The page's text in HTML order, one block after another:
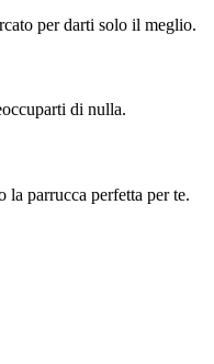
per darti solo il meglio.
di nulla.
la parrucca perfetta per te.